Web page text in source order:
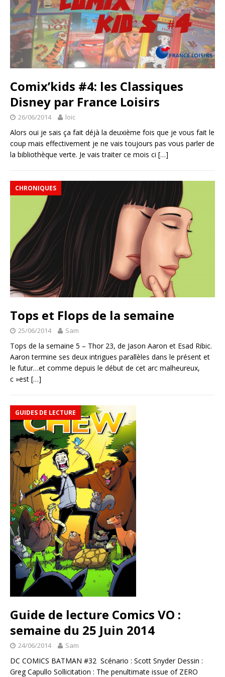
Comix’kids #4: les Classiques
Disney par France Loisirs
26/06/2014 loic
Alors oui je sais ça fait déjà la deuxième fois que je vous fait le
coup mais effectivement je ne vais toujours pas vous parler de
la bibliothèque verte. Je vais traiter ce mois ci […]
CHRONIQUES
Tops et Flops de la semaine
25/06/2014 Sam
Tops de la semaine 5 – Thor 23, de Jason Aaron et Esad Ribic.
Aaron termine ses deux intrigues parallèles dans le présent et
le futur…et comme depuis le début de cet arc malheureux,
c »est […]
GUIDES DE LECTURE
Guide de lecture Comics VO :
semaine du 25 Juin 2014
24/06/2014 Sam
DC COMICS BATMAN #32 Scénario : Scott Snyder Dessin :
Greg Capullo Sollicitation : The penultimate issue of ZERO